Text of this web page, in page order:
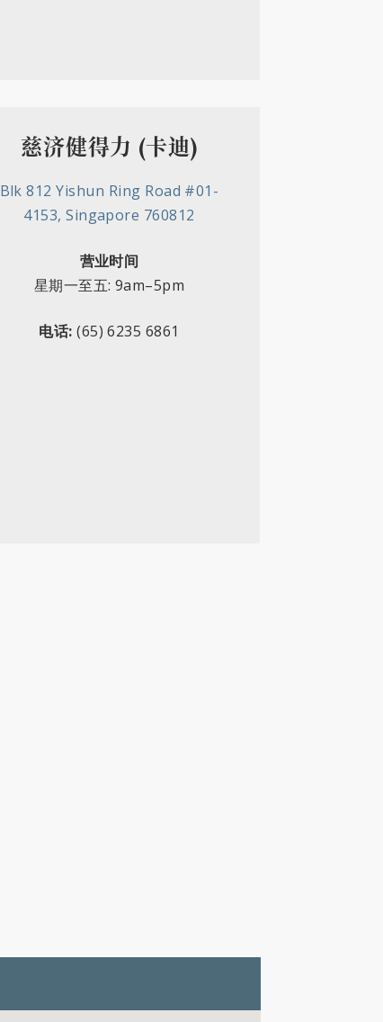
慈济健得力 (卡迪)
Blk 812 Yishun Ring Road #01-
4153, Singapore 760812
营业时间
星期一至五: 9am–5pm
电话: (65) 6235 6861